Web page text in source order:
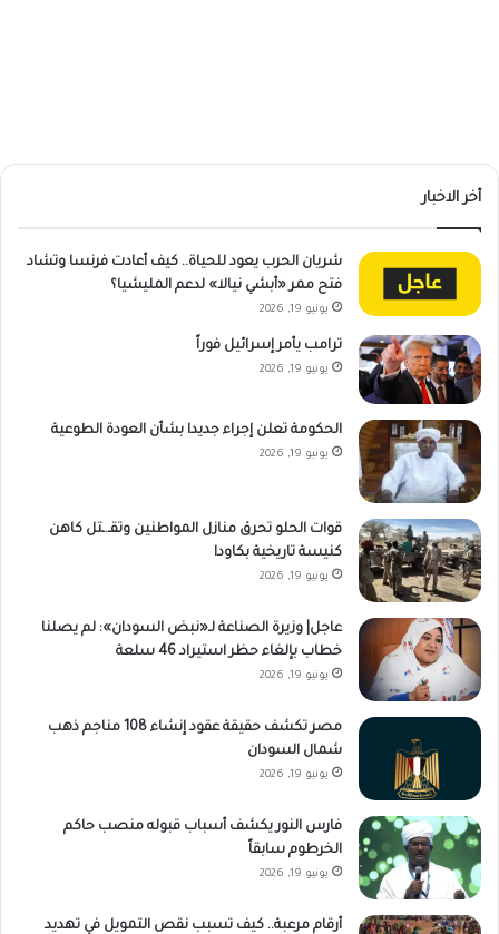
أخر الاخبار
شريان الحرب يعود للحياة.. كيف أعادت فرنسا وتشاد
فتح ممر «أبشي نيالا» لدعم المليشيا؟
يونيو 19, 2026
ترامب يأمر إسرائيل فوراً
يونيو 19, 2026
الحكومة تعلن إجراء جديدا بشأن العودة الطوعية
يونيو 19, 2026
قوات الحلو تحرق منازل المواطنين وتقـ.ـتل كاهن
كنيسة تاريخية بكاودا
يونيو 19, 2026
عاجل| وزيرة الصناعة لـ«نبض السودان»: لم يصلنا
خطاب بإلغاء حظر استيراد 46 سلعة
يونيو 19, 2026
مصر تكشف حقيقة عقود إنشاء 108 مناجم ذهب
شمال السودان
يونيو 19, 2026
فارس النور يكشف أسباب قبوله منصب حاكم
الخرطوم سابقاً
يونيو 19, 2026
أرقام مرعبة.. كيف تسبب نقص التمويل في تهديد